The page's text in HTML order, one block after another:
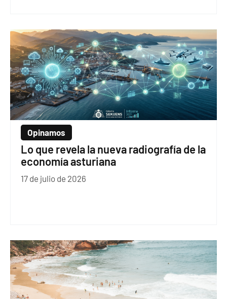
Opinamos
Lo que revela la nueva radiografía de la
economía asturiana
17 de julio de 2026